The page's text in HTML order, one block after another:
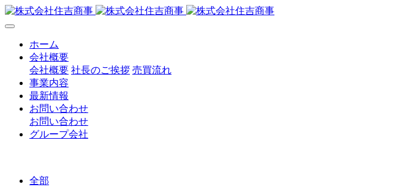
ホーム
会社概要
会社概要 社長のご挨拶 売買流れ
事業内容
最新情報
お問い合わせ
お問い合わせ
グループ会社
全部